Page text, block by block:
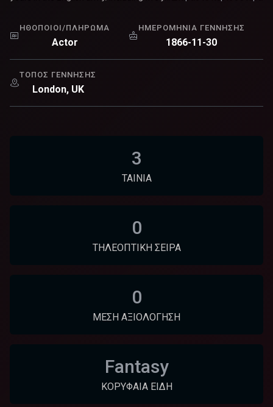
ΗΘΟΠΟΙΟΊ/ΠΛΉΡΩΜΑ
Actor
ΗΜΕΡΟΜΗΝΊΑ ΓΈΝΝΗΣΗΣ
1866-11-30
ΤΌΠΟΣ ΓΈΝΝΗΣΗΣ
London, UK
3
ΤΑΙΝΊΑ
0
ΤΗΛΕΟΠΤΙΚΉ ΣΕΙΡΆ
0
ΜΈΣΗ ΑΞΙΟΛΌΓΗΣΗ
Fantasy
ΚΟΡΥΦΑΊΑ ΕΊΔΗ